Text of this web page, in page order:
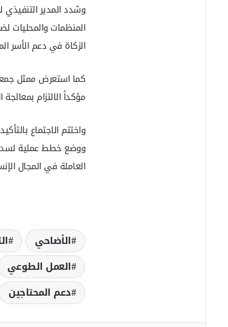
وشدد المدير التنفيذي
المنظمات والمحليات
الزكاة في دعم الأسر
كما استعرض ممثل
مؤكداً الالتزام
واختتم الاجتماع
ووضع خطط عملية لسد
العاملة في المجال
الأضاحي
العمل الطوعي
دعم المحتاجين